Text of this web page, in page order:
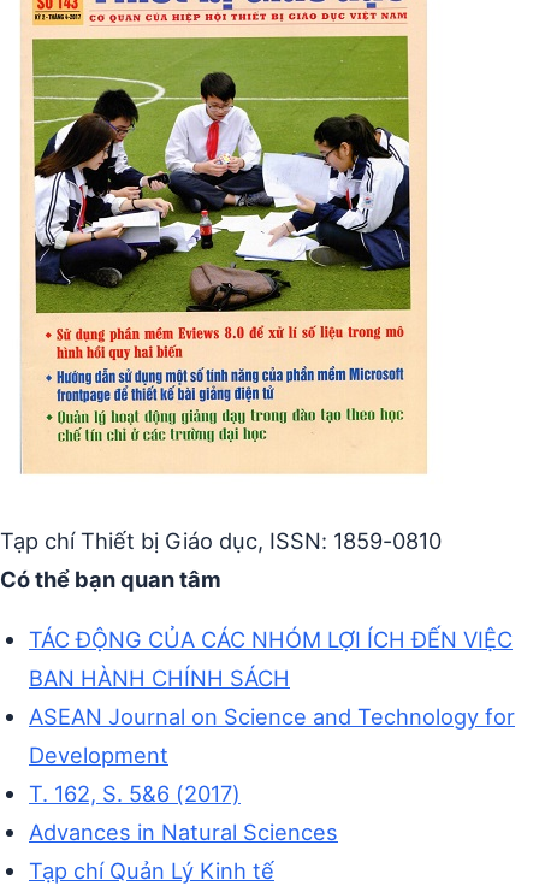
Tạp chí Thiết bị Giáo dục, ISSN: 1859-0810
Có thể bạn quan tâm
TÁC ĐỘNG CỦA CÁC NHÓM LỢI ÍCH ĐẾN VIỆC
BAN HÀNH CHÍNH SÁCH
ASEAN Journal on Science and Technology for
Development
T. 162, S. 5&6 (2017)
Advances in Natural Sciences
Tạp chí Quản Lý Kinh tế